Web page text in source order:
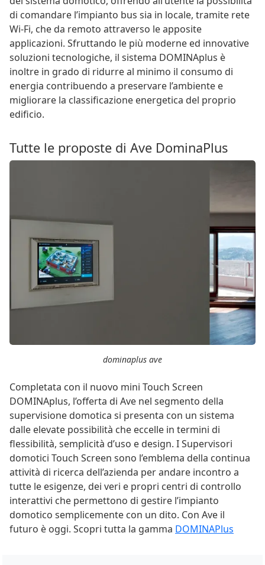
di comandare l’impianto bus sia in locale, tramite rete
Wi-Fi, che da remoto attraverso le apposite
applicazioni. Sfruttando le più moderne ed innovative
soluzioni tecnologiche, il sistema DOMINAplus è
inoltre in grado di ridurre al minimo il consumo di
energia contribuendo a preservare l’ambiente e
migliorare la classificazione energetica del proprio
edificio.
Tutte le proposte di Ave DominaPlus
dominaplus ave
Completata con il nuovo mini Touch Screen
DOMINAplus, l’offerta di Ave nel segmento della
supervisione domotica si presenta con un sistema
dalle elevate possibilità che eccelle in termini di
flessibilità, semplicità d’uso e design. I Supervisori
domotici Touch Screen sono l’emblema della continua
attività di ricerca dell’azienda per andare incontro a
tutte le esigenze, dei veri e propri centri di controllo
interattivi che permettono di gestire l’impianto
domotico semplicemente con un dito. Con Ave il
futuro è oggi. Scopri tutta la gamma DOMINAPlus